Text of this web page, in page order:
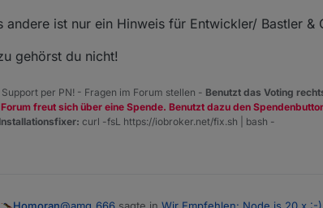
andere ist nur ein Hinweis für Entwickler/ Bastler
gehörst du nicht!
Support per PN! - Fragen im Forum stellen - Benutzt das Voting
freut sich über eine Spende. Benutzt dazu den
curl -fsL https://iobroker.net/fix.sh | bash -